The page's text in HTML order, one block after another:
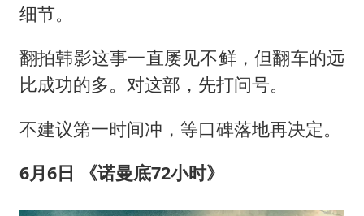
细节。
翻拍韩影这事一直屡见不鲜，但翻车的远
比成功的多。对这部，先打问号。
不建议第一时间冲，等口碑落地再决定。
6月6日 《诺曼底72小时》